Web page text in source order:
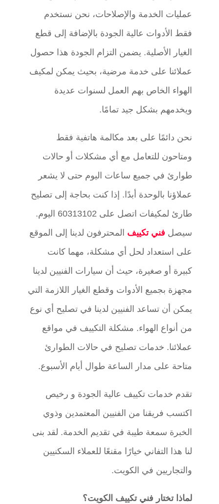
عمليات الخدمة والإصلاحات، نحن نستخدم
فقط الأدوات عالية الجودة بالإضافة إلى قطع
الغيار الأصلية. يضمن التزام الجودة هذا حصول
عملائنا على خدمة مرضية، بحيث يمكن لمكيف
الهواء الخاص بهم العمل لسنوات عديدة
ويخدمهم بشكل جيد تمامًا.
نحن دائمًا على بعد مكالمة هاتفية فقط
ومتاحون للتعامل مع أي مشكلات أو حالات
طوارئ في جميع ساعات اليوم حتى لا يشعر
عملاؤنا بالوحدة أبدًا. إذا كنت بحاجة إلى تصليح
طارئ لمكيفات اتصل على 60313102 اليوم.
سيصل فني تكييف المحترفون لدينا إلى الموقع
على استعداد لحل أي مشكلة، مهما كانت
كبيرة أو صغيرة، حيث أن سيارات الفنيين لدينا
مجهزة بجميع الأدوات وقطع الغيار اللازمة التي
يمكن أن تساعد الفنيين لدينا في تصليح أي نوع
من أنواع الهواء. مشكلة التكييف في مواقع
عملائنا. خدمات تصليح في حالات الطوارئ
متاحة على مدار الساعة طوال أيام الأسبوع.
تقدم خدمات تكييف عالية الجودة و رخيص
اكتسب فريقنا من الفنيين المعتمدين وذوي
الخبرة سمعة طيبة في تقديم الخدمة. لقد بنى
لنا هذا التفاني خيارًا مقنعًا للعملاء السكنيين
والتجاريين في الكويت.
لماذا تختار فني تكييف الكويت؟